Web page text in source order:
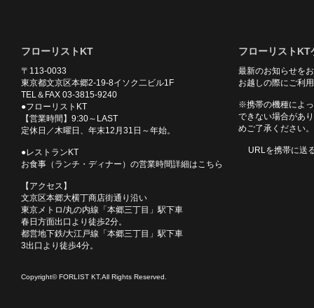
フローリストKT
〒113-0033
東京都文京区本郷2-19-8イソク二ビル1F
TEL＆FAX 03-3815-9240
●フローリストKT
【営業時間】9:30～LAST
定休日／木曜日、年末12月31日～年始。
●レストランKT
お食事（ランチ・ディナー）の営業時間詳細はこちら
【アクセス】
文京区本郷大横丁商店街通り沿い
東京メトロ/丸の内線「本郷三丁目」駅下車
春日方面出口より徒歩2分。
都営地下鉄/大江戸線「本郷三丁目」駅下車
3出口より徒歩4分。
フローリストKT
最新のお知らせを
お越しの際にご利
※携帯の機種によ
できない場合があ
めご了承ください。
URLを携帯に送
Copyright© FORLIST KT.All Rights Reserved.